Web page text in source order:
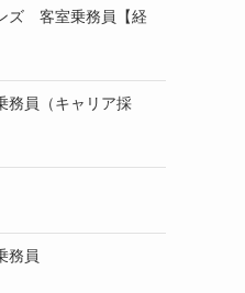
ズ 客室乗務員【経
員（キャリア採
務員